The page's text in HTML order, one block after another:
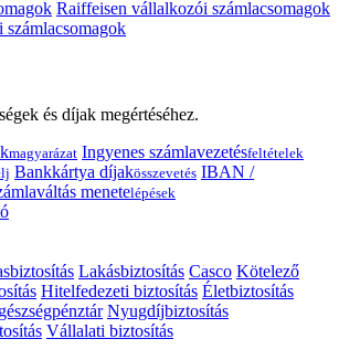
Raiffeisen vállalkozói számlacsomagok
és díjak megértéséhez.
magyarázat Ingyenes számlavezetésfeltételek
Bankkártya díjakösszevetés IBAN /
menetelépések
Lakásbiztosítás Casco Kötelező
Hitelfedezeti biztosítás Életbiztosítás
Nyugdíjbiztosítás
Vállalati biztosítás